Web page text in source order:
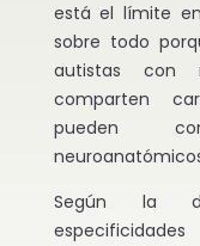
está el límite
sobre todo
autistas con
comparten
pueden
Según la